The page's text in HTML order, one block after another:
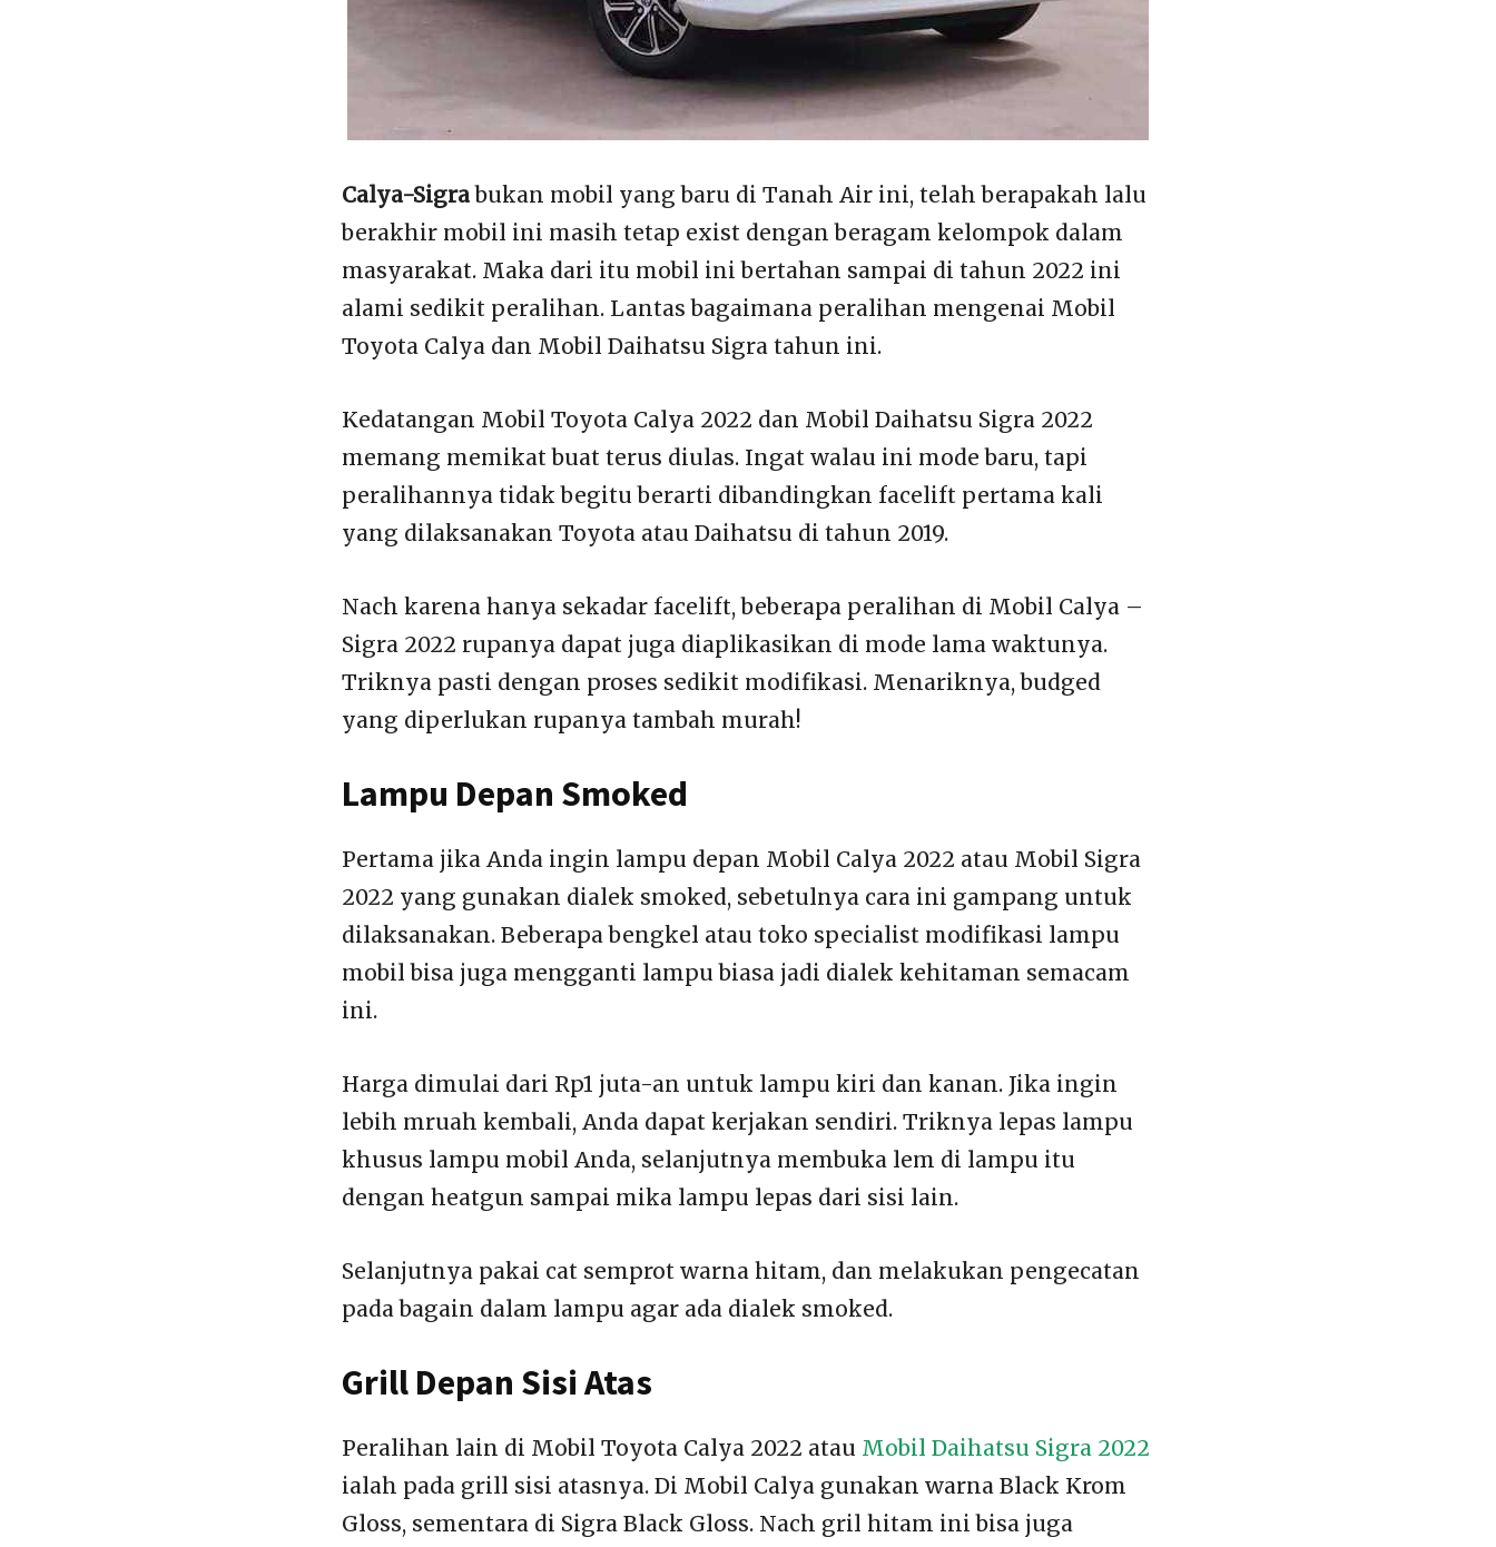
Calya-Sigrabukan mobil yang baru di Tanah Air ini, telah berapakah lalu
berakhir mobil ini masih tetap exist dengan beragam kelompok dalam
masyarakat. Maka dari itu mobil ini bertahan sampai di tahun 2022 ini
alami sedikit peralihan. Lantas bagaimana peralihan mengenai Mobil
Toyota Calya dan Mobil Daihatsu Sigra tahun ini.
Kedatangan Mobil Toyota Calya 2022 dan Mobil Daihatsu Sigra 2022
memang memikat buat terus diulas. Ingat walau ini mode baru, tapi
peralihannya tidak begitu berarti dibandingkan facelift pertama kali
yang dilaksanakan Toyota atau Daihatsu di tahun 2019.
Nach karena hanya sekadar facelift, beberapa peralihan di Mobil Calya –
Sigra 2022 rupanya dapat juga diaplikasikan di mode lama waktunya.
Triknya pasti dengan proses sedikit modifikasi. Menariknya, budged
yang diperlukan rupanya tambah murah!
Lampu Depan Smoked
Pertama jika Anda ingin lampu depan Mobil Calya 2022 atau Mobil Sigra
2022 yang gunakan dialek smoked, sebetulnya cara ini gampang untuk
dilaksanakan. Beberapa bengkel atau toko specialist modifikasi lampu
mobil bisa juga mengganti lampu biasa jadi dialek kehitaman semacam
ini.
Harga dimulai dari Rp1 juta-an untuk lampu kiri dan kanan. Jika ingin
lebih mruah kembali, Anda dapat kerjakan sendiri. Triknya lepas lampu
khusus lampu mobil Anda, selanjutnya membuka lem di lampu itu
dengan heatgun sampai mika lampu lepas dari sisi lain.
Selanjutnya pakai cat semprot warna hitam, dan melakukan pengecatan
pada bagain dalam lampu agar ada dialek smoked.
Grill Depan Sisi Atas
Peralihan lain di Mobil Toyota Calya 2022 atau Mobil Daihatsu Sigra 2022
ialah pada grill sisi atasnya. Di Mobil Calya gunakan warna Black Krom
Gloss, sementara di Sigra Black Gloss. Nach gril hitam ini bisa juga